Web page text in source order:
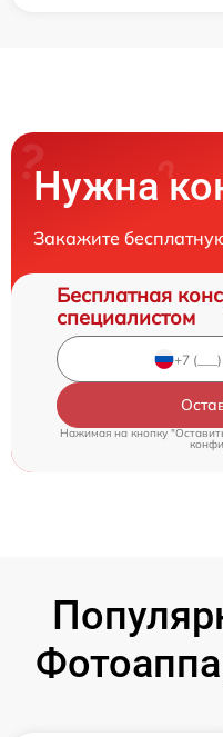
Нужна
Закажите
Бесплатная
специалистом
Нажимая на кнопку